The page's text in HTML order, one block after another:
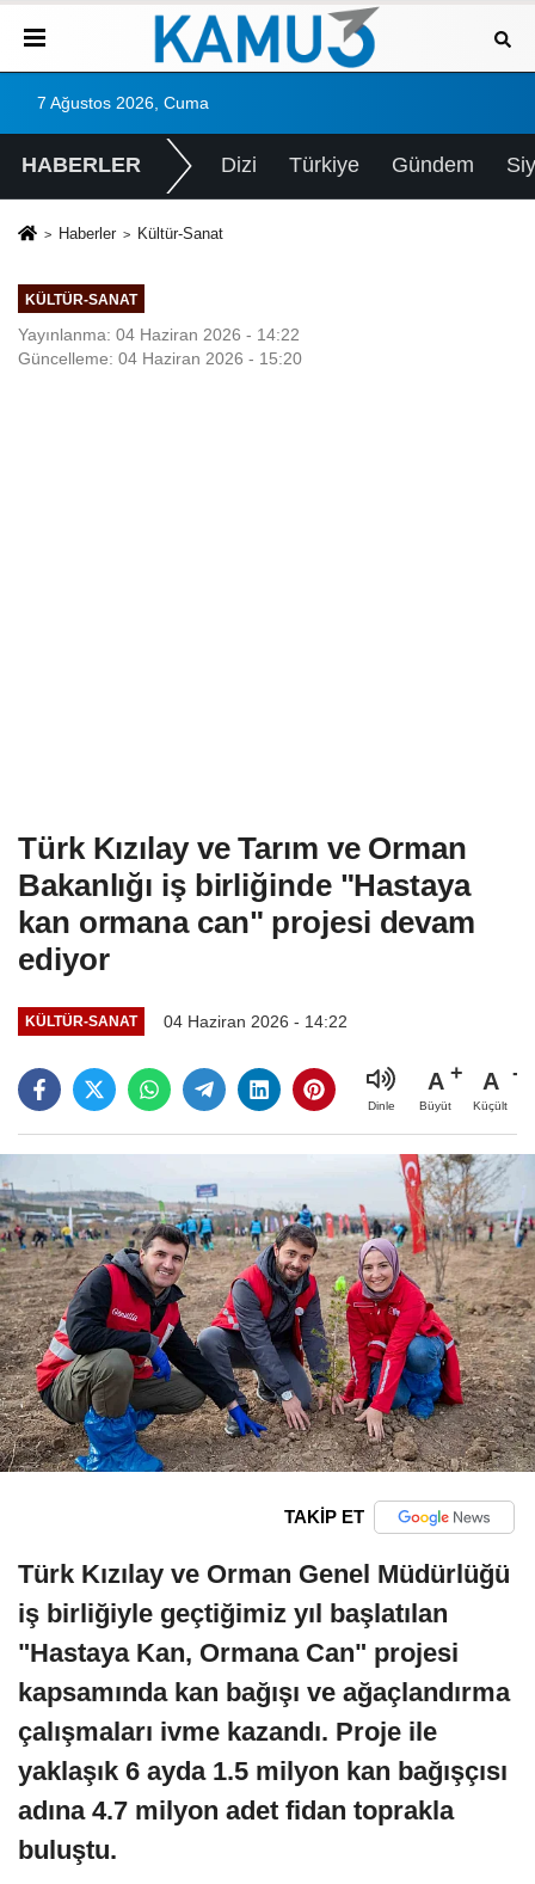
7 Ağustos 2026, Cuma
HABERLER Dizi Türkiye Gündem
Haberler Kültür-Sanat
KÜLTÜR-SANAT
Yayınlanma: 04 Haziran 2026 - 14:22
Güncelleme: 04 Haziran 2026 - 15:20
Türk Kızılay ve Tarım ve Orman
Bakanlığı iş birliğinde "Hastaya
kan ormana can" projesi devam
ediyor
KÜLTÜR-SANAT 04 Haziran 2026 - 14:22
Dinle
A
Büyüt
A
Küçült
TAKİP ET
Türk Kızılay ve Orman Genel Müdürlüğü
iş birliğiyle geçtiğimiz yıl başlatılan
"Hastaya Kan, Ormana Can" projesi
kapsamında kan bağışı ve ağaçlandırma
çalışmaları ivme kazandı. Proje ile
yaklaşık 6 ayda 1.5 milyon kan bağışçısı
adına 4.7 milyon adet fidan toprakla
buluştu.